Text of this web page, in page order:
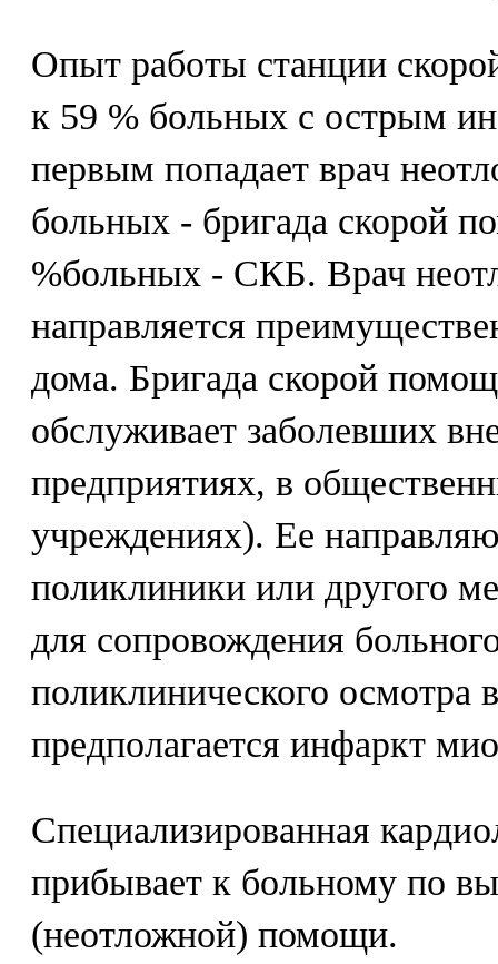
Опыт работы станции
к 59 % больных с острым
первым попадает врач
больных - бригада скорой
%больных - СКБ. Врач
направляется
дома. Бригада скорой
обслуживает заболевших
предприятиях, в
учреждениях). Ее
поликлиники или другого
для сопровождения
поликлинического осмотра
предполагается инфаркт
Специализированная
прибывает к больному по
(неотложной) помощи.